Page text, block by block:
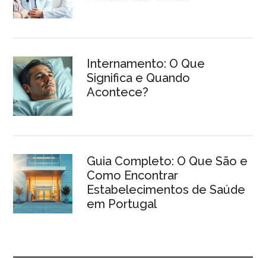
Internamento: O Que
Significa e Quando
Acontece?
Guia Completo: O Que São e
Como Encontrar
Estabelecimentos de Saúde
em Portugal